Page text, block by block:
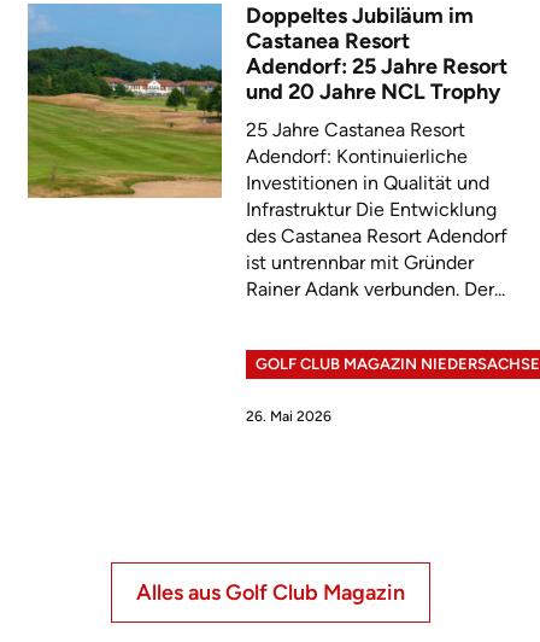
Doppeltes Jubiläum im
Castanea Resort
Adendorf: 25 Jahre Resort
und 20 Jahre NCL Trophy
25 Jahre Castanea Resort
Adendorf: Kontinuierliche
Investitionen in Qualität und
Infrastruktur Die Entwicklung
des Castanea Resort Adendorf
ist untrennbar mit Gründer
Rainer Adank verbunden. Der...
GOLF CLUB MAGAZIN
26. Mai 2026
Alles aus Golf Club Magazin